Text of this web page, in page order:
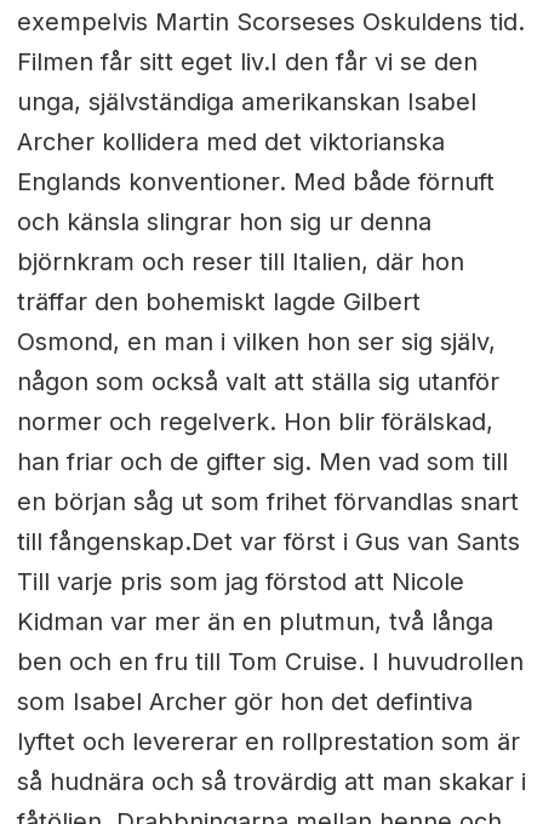
exempelvis Martin Scorseses Oskuldens tid.
Filmen får sitt eget liv.I den får vi se den
unga, självständiga amerikanskan Isabel
Archer kollidera med det viktorianska
Englands konventioner. Med både förnuft
och känsla slingrar hon sig ur denna
björnkram och reser till Italien, där hon
träffar den bohemiskt lagde Gilbert
Osmond, en man i vilken hon ser sig själv,
någon som också valt att ställa sig utanför
normer och regelverk. Hon blir förälskad,
han friar och de gifter sig. Men vad som till
en början såg ut som frihet förvandlas snart
till fångenskap.Det var först i Gus van Sants
Till varje pris som jag förstod att Nicole
Kidman var mer än en plutmun, två långa
ben och en fru till Tom Cruise. I huvudrollen
som Isabel Archer gör hon det defintiva
lyftet och levererar en rollprestation som är
så hudnära och så trovärdig att man skakar i